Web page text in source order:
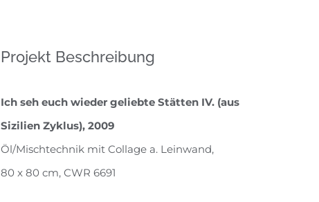
Projekt Beschreibung
Ich seh euch wieder geliebte Stätten IV. (aus
Sizilien Zyklus), 2009
Öl/Mischtechnik mit Collage a. Leinwand,
80 x 80 cm, CWR 6691